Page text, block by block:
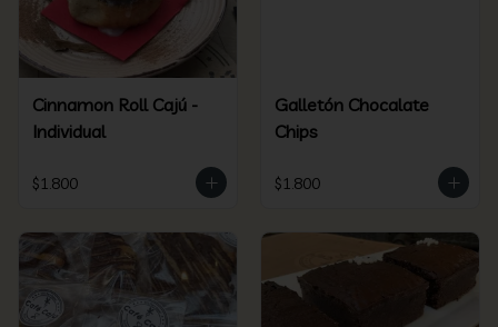
Cinnamon Roll Cajú -
Individual
$1.800
Galletón Chocalate
Chips
$1.800